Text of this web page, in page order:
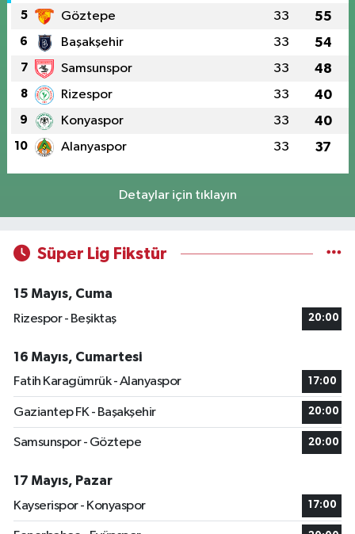
5 Göztepe 33 55
6 Başakşehir 33 54
7 Samsunspor 33 48
8 Rizespor 33 40
9 Konyaspor 33 40
10 Alanyaspor 33 37
Detaylar için tıklayın
Süper Lig Fikstür
15 Mayıs, Cuma
Rizespor - Beşiktaş
20:00
16 Mayıs, Cumartesi
Fatih Karagümrük - Alanyaspor
17:00
Gaziantep FK - Başakşehir 20:00
Samsunspor - Göztepe 20:00
17 Mayıs, Pazar
Kayserispor - Konyaspor
17:00